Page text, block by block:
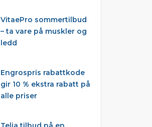
VitaePro sommertilbud
– ta vare på muskler og
ledd
Engrospris rabattkode
gir 10 % ekstra rabatt på
alle priser